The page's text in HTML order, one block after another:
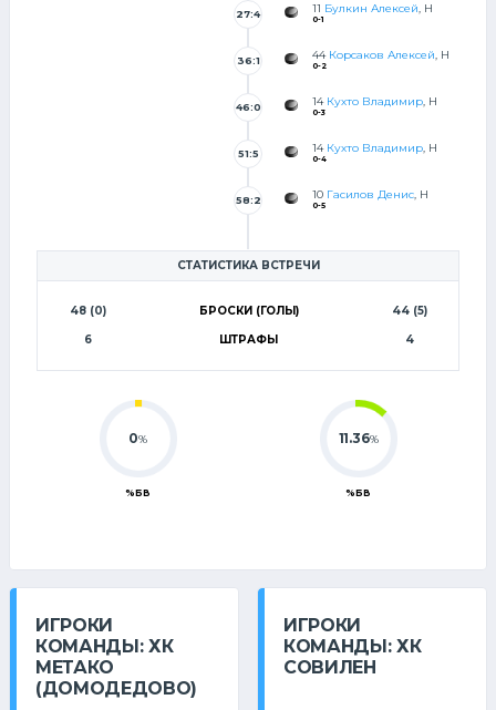
11 Булкин Алексей, Н
0-1
27:4
44 Корсаков Алексей, Н
0-2
36:1
14 Кухто Владимир, Н
0-3
46:0
14 Кухто Владимир, Н
0-4
51:5
10 Гасилов Денис, Н
0-5
58:2
СТАТИСТИКА ВСТРЕЧИ
48 (0) БРОСКИ (ГОЛЫ)
44 (5)
6
ШТРАФЫ 4
0%
%БВ
11.36%
%БВ
ИГРОКИ
КОМАНДЫ: ХК
МЕТАКО
(ДОМОДЕДОВО)
ИГРОКИ
КОМАНДЫ: ХК
СОВИЛЕН